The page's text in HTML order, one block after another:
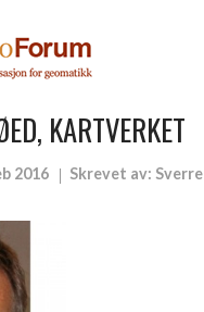
KARTVERKET
2016 Skrevet av: Sverre